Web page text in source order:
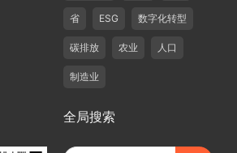
省 ESG 数字化转型
碳排放 农业 人口
制造业
全局搜索